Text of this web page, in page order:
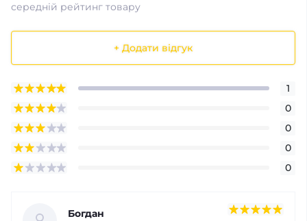
середній рейтинг товару
+ Додати відгук
1
0
0
0
0
Богдан